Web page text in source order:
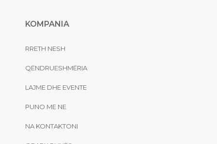
KOMPANIA
RRETH NESH
QËNDRUESHMËRIA
LAJME DHE EVENTE
PUNO ME NE
NA KONTAKTONI